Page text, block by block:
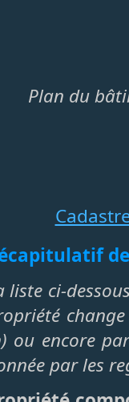
Plan du
liste ci-
ou encore
par les